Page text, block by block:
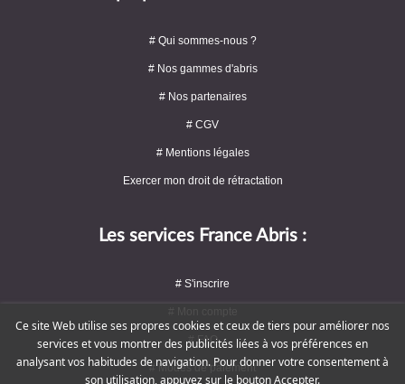
# Qui sommes-nous ?
# Nos gammes d'abris
# Nos partenaires
# CGV
# Mentions légales
Exercer mon droit de rétractation
Les services France Abris :
# S'inscrire
# FAQ
# Modes de paiement
Ce site Web utilise ses propres cookies et ceux de tiers pour améliorer nos
services et vous montrer des publicités liées à vos préférences en
analysant vos habitudes de navigation. Pour donner votre consentement à
son utilisation, appuyez sur le bouton Accepter.